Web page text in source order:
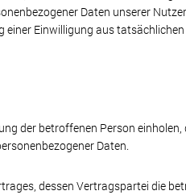
Daten unserer
einer Einwilligung aus
der betroffenen Person einholen,
Daten.
dessen Vertragspartei die